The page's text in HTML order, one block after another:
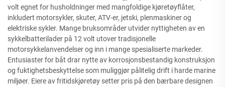
volt egnet for husholdninger med mangfoldige kjøretøyflåter,
inkludert motorsykler, skuter, ATV-er, jetski, plenmaskiner og
elektriske sykler. Mange bruksområder utvider nyttigheten av en
sykkelbatterilader på 12 volt utover tradisjonelle
motorsykkelanvendelser og inn i mange spesialiserte markeder.
Entusiaster for båt drar nytte av korrosjonsbestandig konstruksjon
og fuktighetsbeskyttelse som muliggjør pålitelig drift i harde marine
miljøer. Eiere av fritidskjøretøy setter pris på den bærbare designen